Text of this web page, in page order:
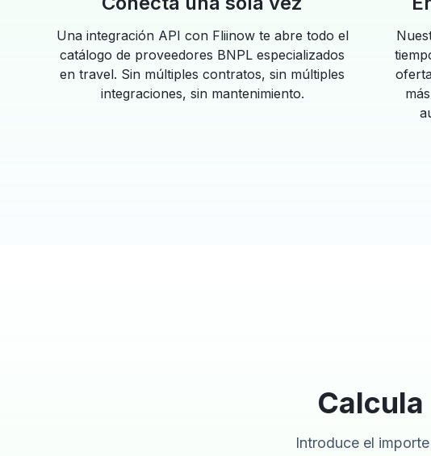
Una integración API con Fliinow te abre todo el
catálogo de proveedores BNPL especializados
en travel. Sin múltiples contratos, sin múltiples
integraciones, sin mantenimiento.
Introduce el